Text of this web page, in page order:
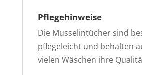
Pflegehinweise
Die Musselintücher sind
pflegeleicht und behalten
vielen Wäschen ihre